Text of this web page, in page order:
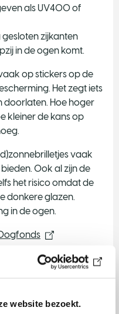
website bezoekt.
als UV400 of
gesloten zijkanten
in de ogen komt.
op stickers op de
Het zegt iets
doorlaten. Hoe hoger
kleiner de kans op
vaak
Ook al zijn de
het risico omdat de
donkere glazen.
in de ogen.
gelijk je hoofdhuid